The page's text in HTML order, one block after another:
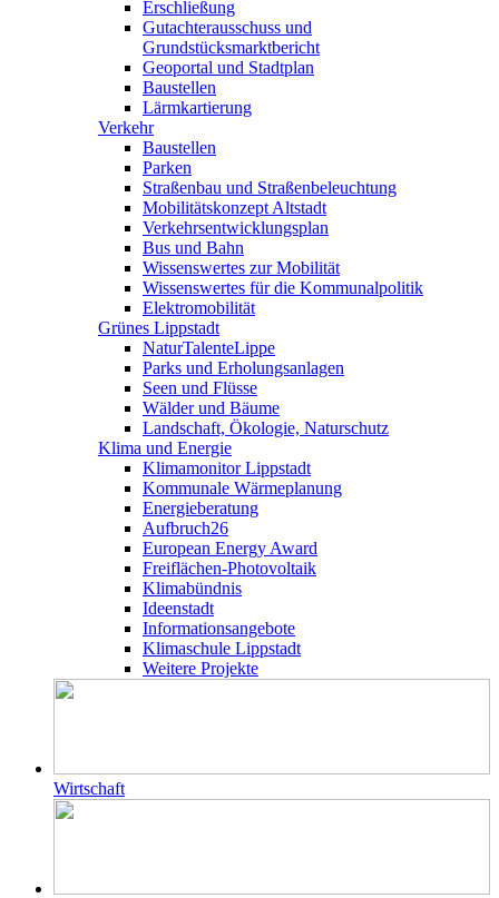
Erschließung
Gutachterausschuss und
Grundstücksmarktbericht
Geoportal und Stadtplan
Baustellen
Lärmkartierung
Verkehr
Baustellen
Parken
Straßenbau und Straßenbeleuchtung
Mobilitätskonzept Altstadt
Verkehrsentwicklungsplan
Bus und Bahn
Wissenswertes zur Mobilität
Wissenswertes für die Kommunalpolitik
Elektromobilität
Grünes Lippstadt
NaturTalenteLippe
Parks und Erholungsanlagen
Seen und Flüsse
Wälder und Bäume
Landschaft, Ökologie, Naturschutz
Klima und Energie
Klimamonitor Lippstadt
Kommunale Wärmeplanung
Energieberatung
Aufbruch26
European Energy Award
Freiflächen-Photovoltaik
Klimabündnis
Ideenstadt
Informationsangebote
Klimaschule Lippstadt
Weitere Projekte
Wirtschaft